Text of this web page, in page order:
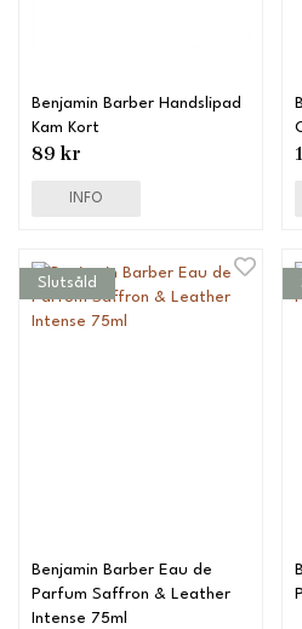
Benjamin Barber Handslipad
Kam Kort
89 kr
INFO
Slutsåld
Benjamin Barber Eau de
Parfum Saffron & Leather
Intense 75ml